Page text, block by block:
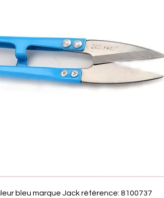
bleu marque Jack référence: 8100737